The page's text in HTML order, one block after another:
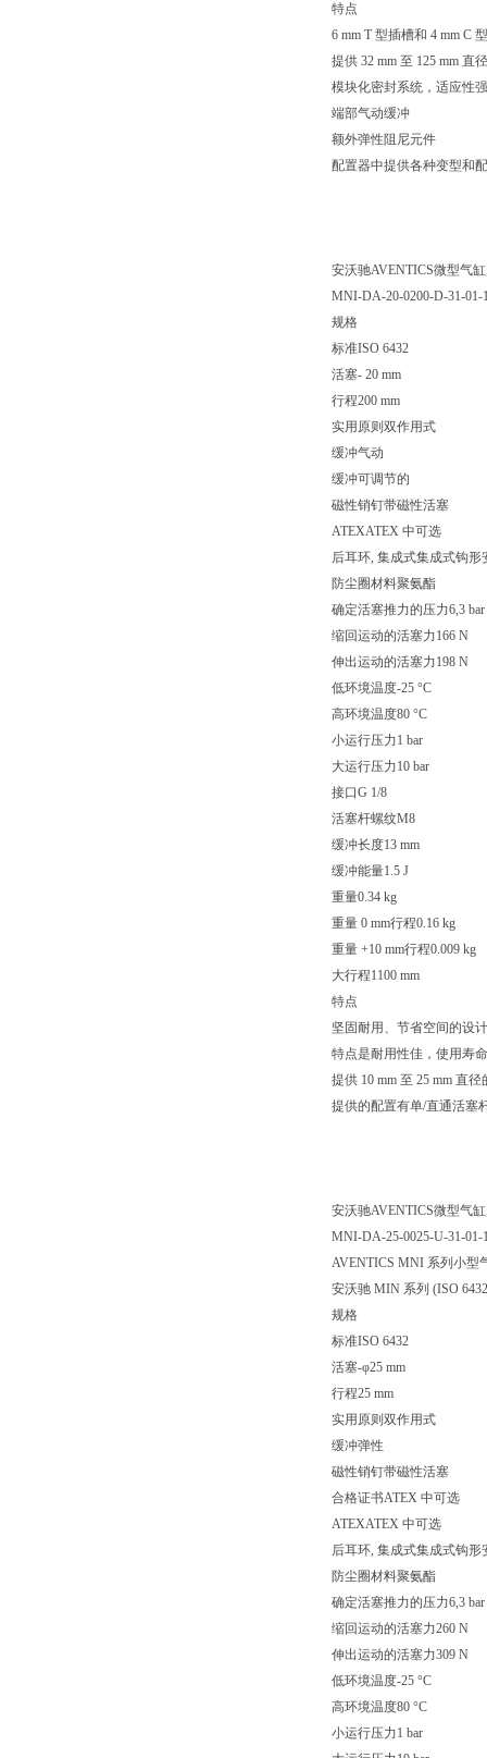
特点
6 mm T 型插槽和 4 mm C
提供 32 mm 至 125 mm 直
模块化密封系统，适应性强
端部气动缓冲
额外弹性阻尼元件
配置器中提供各种变型和
安沃驰AVENTICS微型气
MNI-DA-20-0200-D-31-01-
规格
标准ISO 6432
活塞- 20 mm
行程200 mm
实用原则双作用式
缓冲气动
缓冲可调节的
磁性销钉带磁性活塞
ATEXATEX 中可选
后耳环, 集成式集成式钩形
防尘圈材料聚氨酯
确定活塞推力的压力6,3 bar
缩回运动的活塞力166 N
伸出运动的活塞力198 N
低环境温度-25 °C
高环境温度80 °C
小运行压力1 bar
大运行压力10 bar
接口G 1/8
活塞杆螺纹M8
缓冲长度13 mm
缓冲能量1.5 J
重量0.34 kg
重量 0 mm行程0.16 kg
重量 +10 mm行程0.009 kg
大行程1100 mm
特点
坚固耐用、节省空间的设计
特点是耐用性佳，使用寿
提供 10 mm 至 25 mm 直径
提供的配置有单/直通活塞
安沃驰AVENTICS微型气
MNI-DA-25-0025-U-31-01-
AVENTICS MNI 系列小型
安沃驰 MIN 系列 (ISO
规格
标准ISO 6432
活塞-φ25 mm
行程25 mm
实用原则双作用式
缓冲弹性
磁性销钉带磁性活塞
合格证书ATEX 中可选
ATEXATEX 中可选
后耳环, 集成式集成式钩形
防尘圈材料聚氨酯
确定活塞推力的压力6,3 bar
缩回运动的活塞力260 N
伸出运动的活塞力309 N
低环境温度-25 °C
高环境温度80 °C
小运行压力1 bar